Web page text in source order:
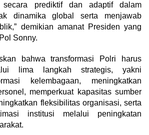
secara prediktif dan adaptif dalam
dinamika global serta menjawab
demikian amanat Presiden yang
Sonny.
bahwa transformasi Polri harus
lima langkah strategis, yakni
kelembagaan, meningkatkan
memperkuat kapasitas sumber
fleksibilitas organisasi, serta
institusi melalui peningkatan